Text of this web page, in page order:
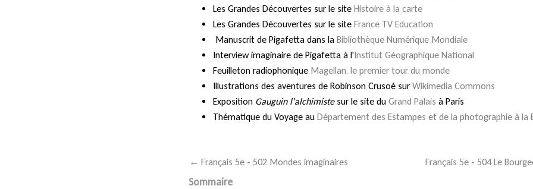
Les Grandes Découvertes sur le site Histoire à la carte
Les Grandes Découvertes sur le site France TV Education
Manuscrit de Pigafetta dans la Bibliothèque Numérique Mondiale
Interview imaginaire de Pigafetta à l'Institut Géographique National
Feuilleton radiophonique Magellan, le premier tour du monde
Illustrations des aventures de Robinson Crusoé sur Wikimedia Commons
Exposition Gauguin l'alchimistesur le site du Grand Palais à Paris
Thématique du Voyage au Département des Estampes et de la photographie à la
← Français 5e - 502 Mondes imaginaires Français 5e - 504 Le
Sommaire